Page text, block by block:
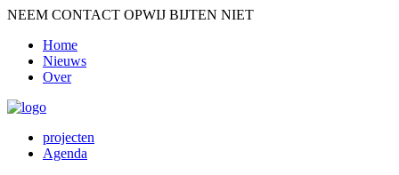
NEEM CONTACT OPWIJ BIJTEN NIET
Home
Nieuws
Over
projecten
Agenda